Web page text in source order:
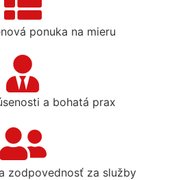
ponuka na mieru
a bohatá prax
zodpovednosť za služby